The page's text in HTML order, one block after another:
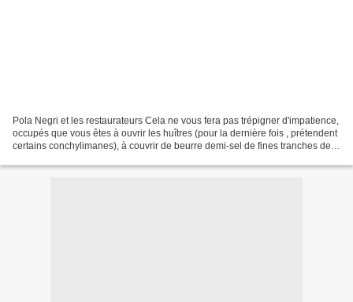
Pola Negri et les restaurateurs Cela ne vous fera pas trépigner d'impatience,
occupés que vous êtes à ouvrir les huîtres (pour la dernière fois , prétendent
certains conchylimanes), à couvrir de beurre demi-sel de fines tranches de